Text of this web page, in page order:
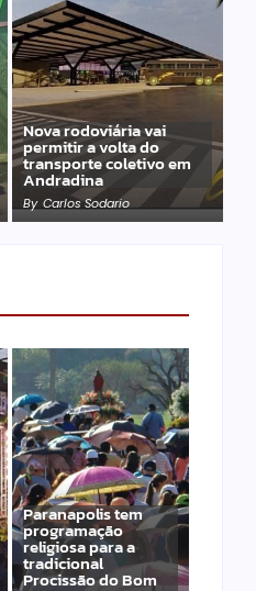
Nova rodoviária vai
permitir a volta do
transporte coletivo em
Andradina
By Carlos Sodario
Paranapolis tem
programação
religiosa para a
tradicional
Procissão do Bom